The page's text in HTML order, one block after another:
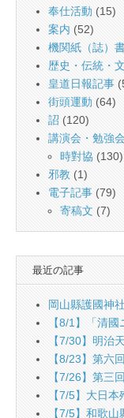
奉仕活動 (15)
案内 (52)
機関紙（誌）
歴史・伝統・
皇道日報記事
街頭運動 (64)
詔 (120)
講演会・勉強
時對協 (130)
邪教 (1)
電子記事 (79)
寄稿文 (7)
最近の記事
岡山縣護國神
【8/1】「清
【7/30】明治
【8/23】第六
【7/26】第三
【7/5】大日
【7/5】和歌